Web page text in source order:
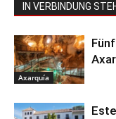
IN VERBINDUNG
Axarquía